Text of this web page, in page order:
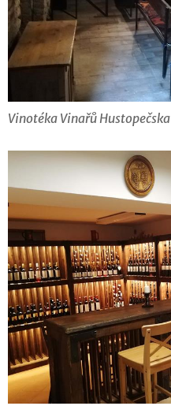
Vinotéka Vinařů Hustopečska